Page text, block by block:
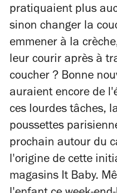
pratiquaient plus
sinon changer la
emmener à la
leur courir après à
coucher ? Bonne
auraient encore de
ces lourdes tâches,
poussettes
prochain autour du
l'origine de cette
magasins It Baby.